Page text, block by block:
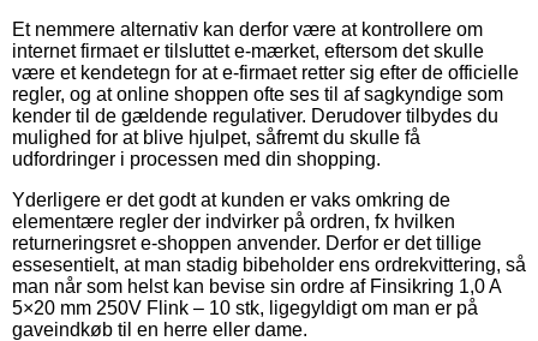
Et nemmere alternativ kan derfor være at kontrollere om
internet firmaet er tilsluttet e-mærket, eftersom det skulle
være et kendetegn for at e-firmaet retter sig efter de officielle
regler, og at online shoppen ofte ses til af sagkyndige som
kender til de gældende regulativer. Derudover tilbydes du
mulighed for at blive hjulpet, såfremt du skulle få
udfordringer i processen med din shopping.
Yderligere er det godt at kunden er vaks omkring de
elementære regler der indvirker på ordren, fx hvilken
returneringsret e-shoppen anvender. Derfor er det tillige
essesentielt, at man stadig bibeholder ens ordrekvittering, så
man når som helst kan bevise sin ordre af Finsikring 1,0 A
5×20 mm 250V Flink – 10 stk, ligegyldigt om man er på
gaveindkøb til en herre eller dame.